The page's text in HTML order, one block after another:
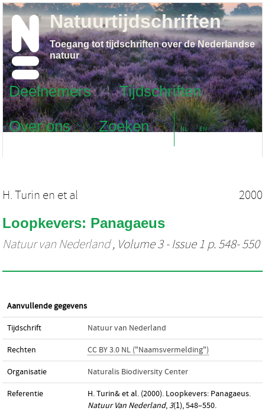
Deelnemers
Tijdschriften
Over ons
Zoeken NL EN
Natuurtijdschriften
Toegang tot tijdschriften over de Nederlandse
natuur
H. Turin en et al 2000
Loopkevers: Panagaeus
Natuur van Nederland, Volume 3 - Issue 1 p. 548- 550
Aanvullende gegevens
Tijdschrift Natuur van Nederland
Rechten CC BY 3.0 NL ("Naamsvermelding")
Organisatie Naturalis Biodiversity Center
Referentie
H. Turin& et al. (2000). Loopkevers: Panagaeus.
Natuur Van Nederland, 3(1), 548–550.